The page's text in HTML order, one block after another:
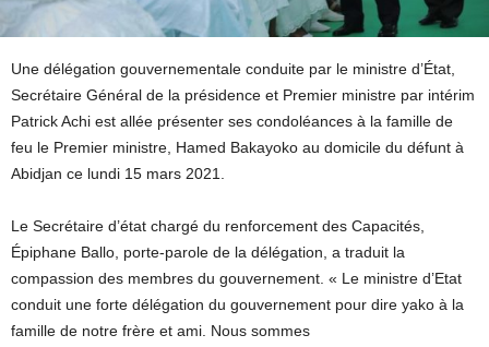
Une délégation gouvernementale conduite par le ministre d’État,
Secrétaire Général de la présidence et Premier ministre par intérim
Patrick Achi est allée présenter ses condoléances à la famille de
feu le Premier ministre, Hamed Bakayoko au domicile du défunt à
Abidjan ce lundi 15 mars 2021.
Le Secrétaire d’état chargé du renforcement des Capacités,
Épiphane Ballo, porte-parole de la délégation, a traduit la
compassion des membres du gouvernement. « Le ministre d’Etat
conduit une forte délégation du gouvernement pour dire yako à la
famille de notre frère et ami. Nous sommes